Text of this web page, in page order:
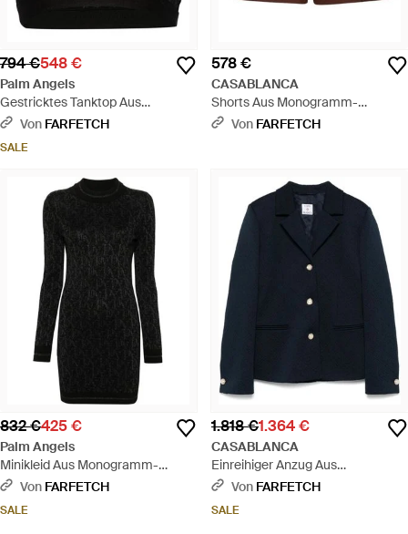
794 €548 €
Palm Angels
Gestricktes Tanktop Aus
Monogramm-Jacquard -
Von FARFETCH
SALE
578 €
CASABLANCA
Shorts Aus Monogramm-
Jacquard - Lila
Von FARFETCH
832 €425 €
Palm Angels
Minikleid Aus Monogramm-
Jacquard - Schwarz
Von FARFETCH
SALE
1.818 €1.364 €
CASABLANCA
Einreihiger Anzug Aus
Monogramm-Jacquard - Blau
Von FARFETCH
SALE